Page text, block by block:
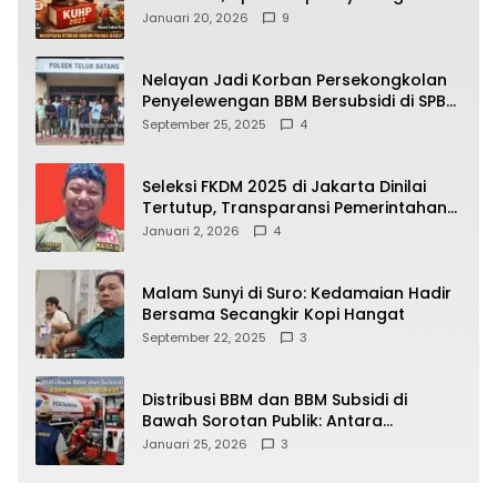
Kehidupan Warga? Ini Aturan Kunci
Januari 20, 2026 9
Nelayan Jadi Korban Persekongkolan
Penyelewengan BBM Bersubsidi di SPBU
64.78809 Teluk Batang
September 25, 2025 4
Seleksi FKDM 2025 di Jakarta Dinilai
Tertutup, Transparansi Pemerintahan
Pramono–Rano Dipertanyakan
Januari 2, 2026 4
Malam Sunyi di Suro: Kedamaian Hadir
Bersama Secangkir Kopi Hangat
September 22, 2025 3
Distribusi BBM dan BBM Subsidi di
Bawah Sorotan Publik: Antara
Kepentingan Negara, Hak Konsumen,
Januari 25, 2026 3